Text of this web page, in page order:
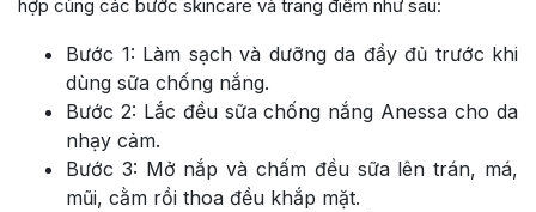
hợp cùng các bước skincare và trang điểm như sau:
Bước 1: Làm sạch và dưỡng da đầy đủ trước khi
dùng sữa chống nắng.
Bước 2: Lắc đều sữa chống nắng Anessa cho da
nhạy cảm.
Bước 3: Mở nắp và chấm đều sữa lên trán, má,
mũi, cằm rồi thoa đều khắp mặt.